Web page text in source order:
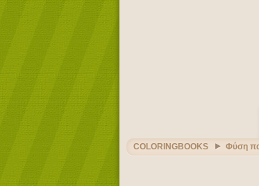
COLORINGBOOKS Φύση